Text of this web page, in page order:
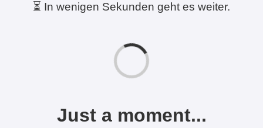
⏳ In wenigen Sekunden geht es weiter.
Just a moment...